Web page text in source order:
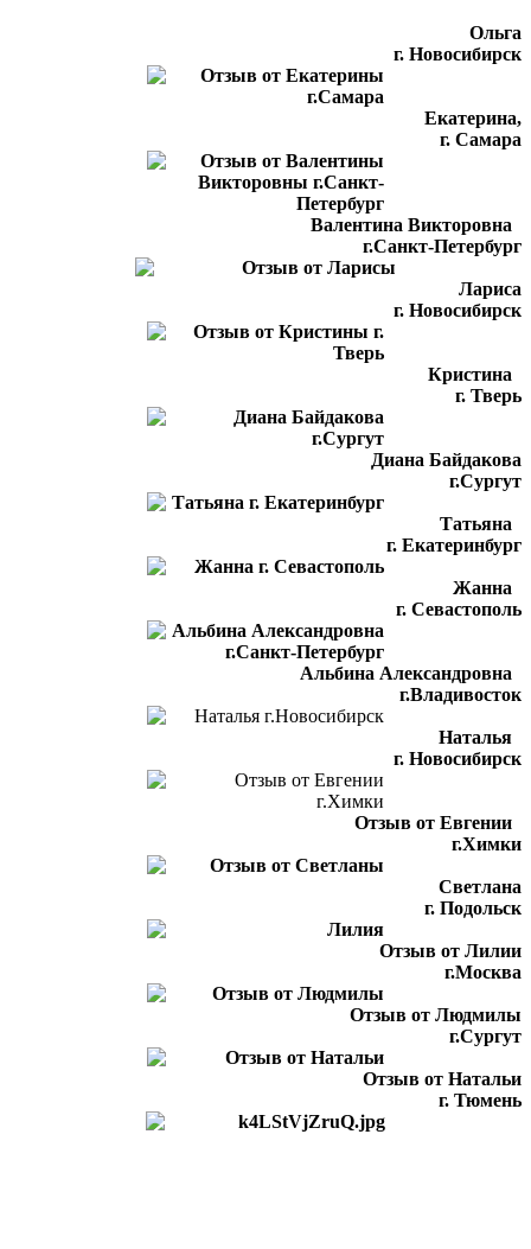
Ольга
г. Новосибирск
Екатерина,
г. Самара
Валентина Викторовна
г.Санкт-Петербург
Лариса
г. Новосибирск
Кристина
г. Тверь
Диана Байдакова
г.Сургут
Татьяна
г. Екатеринбург
Жанна
г. Севастополь
Альбина Александровна
г.Владивосток
Наталья
г. Новосибирск
Отзыв от Евгении
г.Химки
Светлана
г. Подольск
Отзыв от Лилии
г.Москва
Отзыв от Людмилы
г.Сургут
Отзыв от Натальи
г. Тюмень